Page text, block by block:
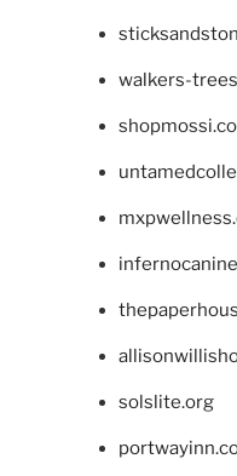
walkers-
solslite.org